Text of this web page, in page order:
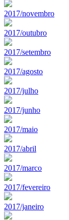
2017/novembro
2017/outubro
2017/setembro
2017/agosto
2017/julho
2017/junho
2017/maio
2017/abril
2017/marco
2017/fevereiro
2017/janeiro